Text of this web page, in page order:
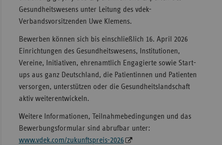
Gesundheitswesens unter Leitung des vdek-
Verbandsvorsitzenden Uwe Klemens.
Bewerben können sich bis einschließlich 16. April 2026
Einrichtungen des Gesundheitswesens, Institutionen,
Vereine, Initiativen, ehrenamtlich Engagierte sowie Start-
ups aus ganz Deutschland, die Patientinnen und Patienten
versorgen, unterstützen oder die Gesundheitslandschaft
aktiv weiterentwickeln.
Weitere Informationen, Teilnahmebedingungen und das
Bewerbungsformular sind abrufbar unter:
www.vdek.com/zukunftspreis-2026